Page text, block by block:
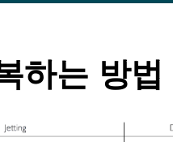
하는 방법